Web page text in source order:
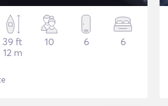
39 ft
12 m
10 6 6